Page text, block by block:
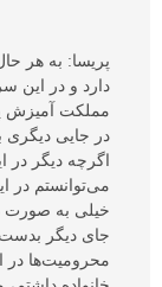
پریسا: به هر
دارد و در این
مملکت آمیزش
در جایی دیگری
اگرچه دیگر در
می‌توانستم در
خیلی به صورت
جای دیگر بدست
محرومیت‌ها در